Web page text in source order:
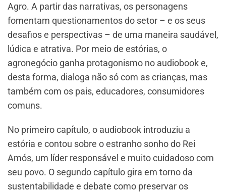
Agro. A partir das narrativas, os personagens
fomentam questionamentos do setor – e os seus
desafios e perspectivas – de uma maneira saudável,
lúdica e atrativa. Por meio de estórias, o
agronegócio ganha protagonismo no audiobook e,
desta forma, dialoga não só com as crianças, mas
também com os pais, educadores, consumidores
comuns.
No primeiro capítulo, o audiobook introduziu a
estória e contou sobre o estranho sonho do Rei
Amós, um líder responsável e muito cuidadoso com
seu povo. O segundo capítulo gira em torno da
sustentabilidade e debate como preservar os